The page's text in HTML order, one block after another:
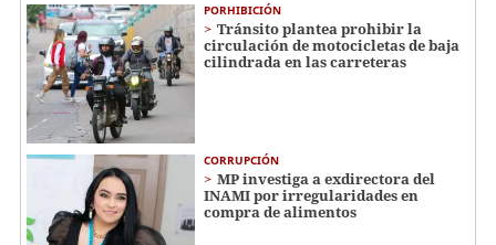
PORHIBICIÓN
Tránsito plantea prohibir la
circulación de motocicletas de baja
cilindrada en las carreteras
CORRUPCIÓN
MP investiga a exdirectora del
INAMI por irregularidades en
compra de alimentos